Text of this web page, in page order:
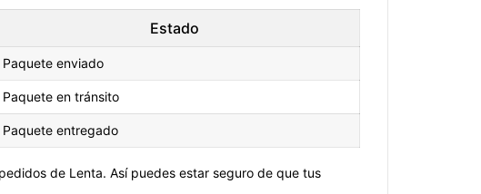
Estado
Paquete enviado
Paquete en tránsito
Paquete entregado
de Lenta. Así puedes estar seguro de que tus